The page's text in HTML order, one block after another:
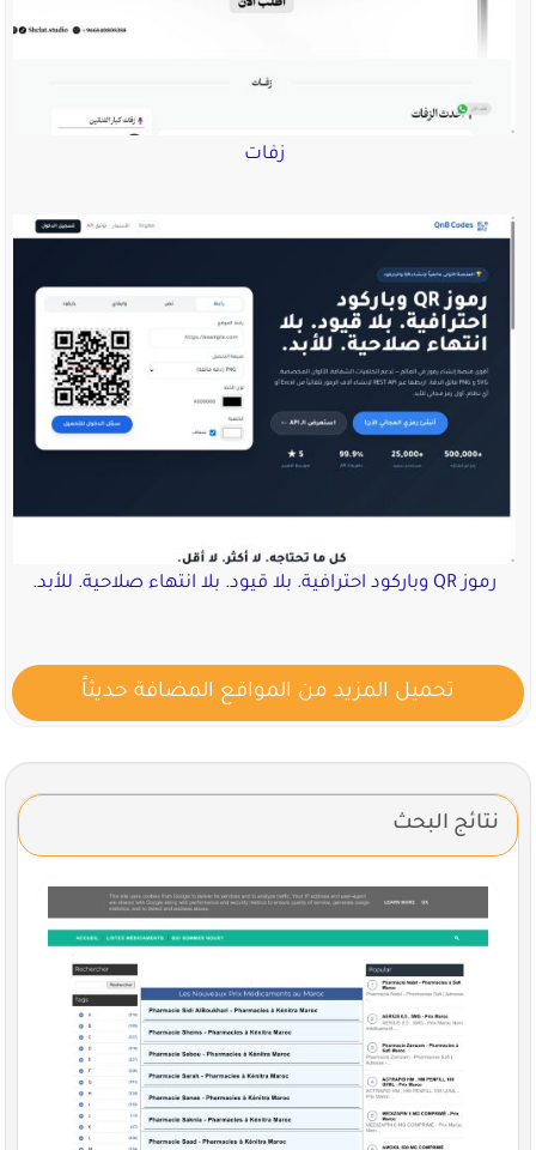
زفات
رموز QR وباركود احترافية. بلا قيود. بلا انتهاء صلاحية. للأبد.
تحميل المزيد من المواقع المضافة حديثاً
نتائج البحث